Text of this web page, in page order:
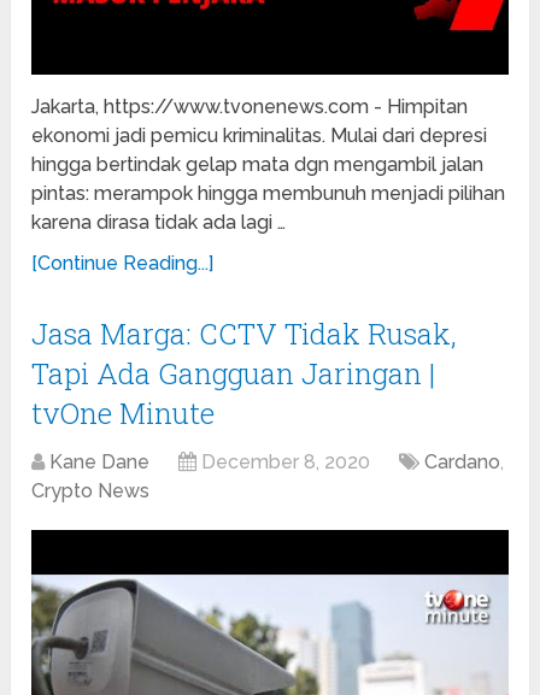
Jakarta, https://www.tvonenews.com - Himpitan
ekonomi jadi pemicu kriminalitas. Mulai dari depresi
hingga bertindak gelap mata dgn mengambil jalan
pintas: merampok hingga membunuh menjadi pilihan
karena dirasa tidak ada lagi …
[Continue Reading...]
Jasa Marga: CCTV Tidak Rusak,
Tapi Ada Gangguan Jaringan |
tvOne Minute
Kane Dane December 8, 2020 Cardano,
Crypto News